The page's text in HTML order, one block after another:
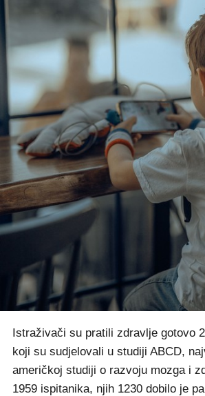
Istraživači su pratili zdravlje gotovo
koji su sudjelovali u studiji ABCD,
američkoj studiji o razvoju mozga i
1959 ispitanika, njih 1230 dobilo je